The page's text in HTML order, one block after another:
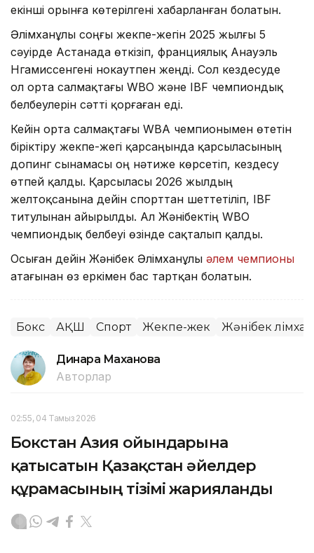
екінші орынға көтерілгені хабарланған болатын.
Әлімханұлы соңғы жекпе-жегін 2025 жылғы 5
сәуірде Астанада өткізіп, франциялық Анауэль
Нгамиссенгені нокаутпен жеңді. Сол кездесуде
ол орта салмақтағы WBO және IBF чемпиондық
белбеулерін сәтті қорғаған еді.
Кейін орта салмақтағы WBA чемпионымен өтетін
біріктіру жекпе-жегі қарсаңында қарсыласының
допинг сынамасы оң нәтиже көрсетіп, кездесу
өтпей қалды. Қарсыласы 2026 жылдың
желтоқсанына дейін спорттан шеттетіліп, IBF
титулынан айырылды. Ал Жәнібектің WBO
чемпиондық белбеуі өзінде сақталып қалды.
Осыған дейін Жәнібек Әлімханұлы әлем чемпионы
атағынан өз еркімен бас тартқан болатын.
Бокс АҚШ Спорт Жекпе-жек Жәнібек
Динара Маханова
Авторлар
02:55, 04 Тамыз 2026
Бокстан Азия ойындарына
қатысатын Қазақстан әйелдер
құрамасының тізімі жарияланды